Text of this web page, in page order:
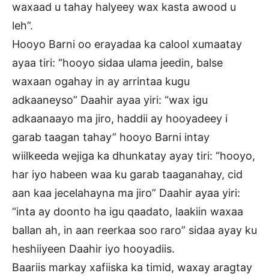
waxaad u tahay halyeey wax kasta awood u
leh”.
Hooyo Barni oo erayadaa ka calool xumaatay
ayaa tiri: “hooyo sidaa ulama jeedin, balse
waxaan ogahay in ay arrintaa kugu
adkaaneyso” Daahir ayaa yiri: “wax igu
adkaanaayo ma jiro, haddii ay hooyadeey i
garab taagan tahay” hooyo Barni intay
wiilkeeda wejiga ka dhunkatay ayay tiri: “hooyo,
har iyo habeen waa ku garab taaganahay, cid
aan kaa jecelahayna ma jiro” Daahir ayaa yiri:
“inta ay doonto ha igu qaadato, laakiin waxaa
ballan ah, in aan reerkaa soo raro” sidaa ayay ku
heshiiyeen Daahir iyo hooyadiis.
Baariis markay xafiiska ka timid, waxay aragtay